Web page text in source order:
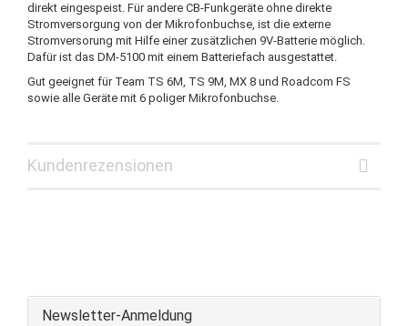
direkt eingespeist. Für andere CB-Funkgeräte ohne direkte
Stromversorgung von der Mikrofonbuchse, ist die externe
Stromversorung mit Hilfe einer zusätzlichen 9V-Batterie möglich.
Dafür ist das DM-5100 mit einem Batteriefach ausgestattet.
Gut geeignet für Team TS 6M, TS 9M, MX 8 und Roadcom FS
sowie alle Geräte mit 6 poliger Mikrofonbuchse.
Kundenrezensionen
Newsletter-Anmeldung